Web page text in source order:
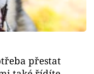
přestat